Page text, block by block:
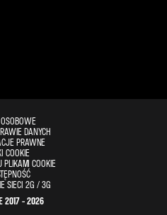
DANYCH
PRAWNE
COOKIE
COOKIE
SIECI 2G / 3G
2017 - 2026